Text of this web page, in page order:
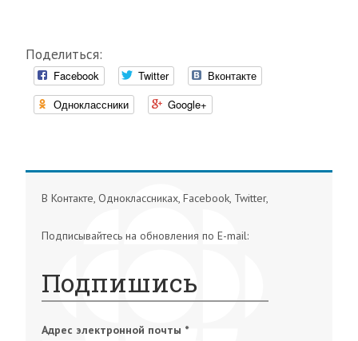
Поделиться:
Facebook Twitter
Вконтакте
Одноклассники
Google+
В Контакте, Одноклассниках, Facebook, Twitter,
Подписывайтесь на обновления по E-mail:
Подпишись
Адрес электронной почты *